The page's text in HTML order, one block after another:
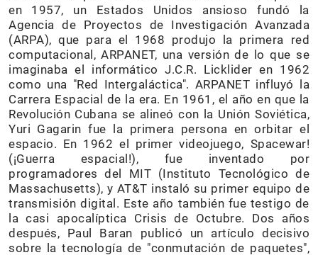
en 1957, un Estados Unidos ansioso fundó la
Agencia de Proyectos de Investigación Avanzada
(ARPA), que para el 1968 produjo la primera red
computacional, ARPANET, una versión de lo que se
imaginaba el informático J.C.R. Licklider en 1962
como una "Red Intergaláctica". ARPANET influyó la
Carrera Espacial de la era. En 1961, el año en que la
Revolución Cubana se alineó con la Unión Soviética,
Yuri Gagarin fue la primera persona en orbitar el
espacio. En 1962 el primer videojuego, Spacewar!
(¡Guerra espacial!), fue inventado por
programadores del MIT (Instituto Tecnológico de
Massachusetts), y AT&T instaló su primer equipo de
transmisión digital. Este año también fue testigo de
la casi apocalíptica Crisis de Octubre. Dos años
después, Paul Baran publicó un artículo decisivo
sobre la tecnología de "conmutación de paquetes",